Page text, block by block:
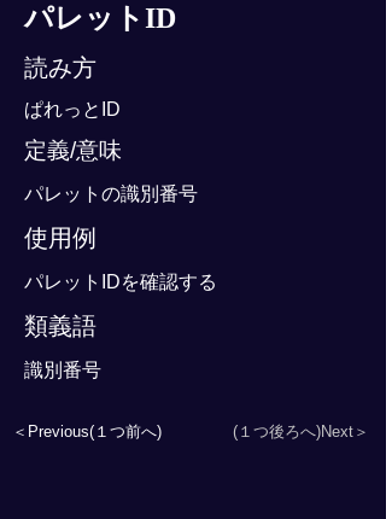
パレットID
読み方
ぱれっとID
定義/意味
パレットの識別番号
使用例
パレットIDを確認する
類義語
識別番号
＜Previous(１つ前へ) (１つ後ろへ)Next＞